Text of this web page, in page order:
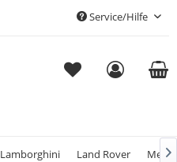
Service/Hilfe
Lamborghini Land Rover 